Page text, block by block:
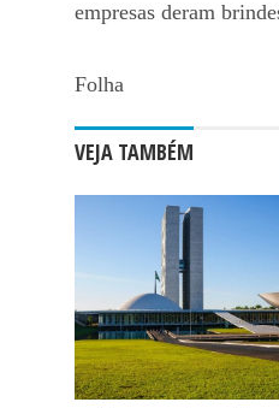
empresas deram
Folha
VEJA TAMBÉM